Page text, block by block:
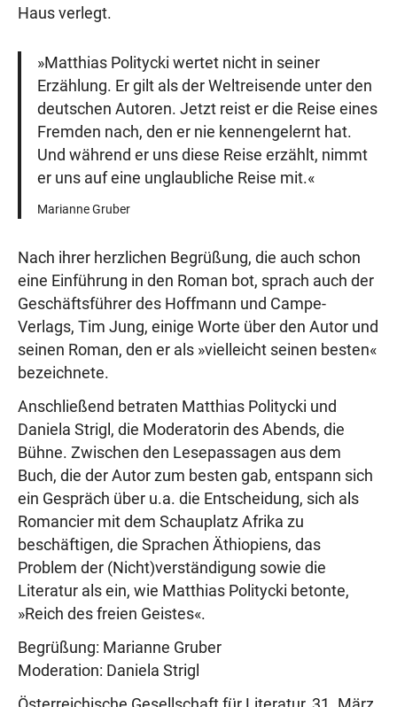
Haus verlegt.
»Matthias Politycki wertet nicht in seiner
Erzählung. Er gilt als der Weltreisende unter den
deutschen Autoren. Jetzt reist er die Reise eines
Fremden nach, den er nie kennengelernt hat.
Und während er uns diese Reise erzählt, nimmt
er uns auf eine unglaubliche Reise mit.«
Marianne Gruber
Nach ihrer herzlichen Begrüßung, die auch schon
eine Einführung in den Roman bot, sprach auch der
Geschäftsführer des Hoffmann und Campe-
Verlags, Tim Jung, einige Worte über den Autor und
seinen Roman, den er als »vielleicht seinen besten«
bezeichnete.
Anschließend betraten Matthias Politycki und
Daniela Strigl, die Moderatorin des Abends, die
Bühne. Zwischen den Lesepassagen aus dem
Buch, die der Autor zum besten gab, entspann sich
ein Gespräch über u.a. die Entscheidung, sich als
Romancier mit dem Schauplatz Afrika zu
beschäftigen, die Sprachen Äthiopiens, das
Problem der (Nicht)verständigung sowie die
Literatur als ein, wie Matthias Politycki betonte,
»Reich des freien Geistes«.
Begrüßung: Marianne Gruber
Moderation: Daniela Strigl